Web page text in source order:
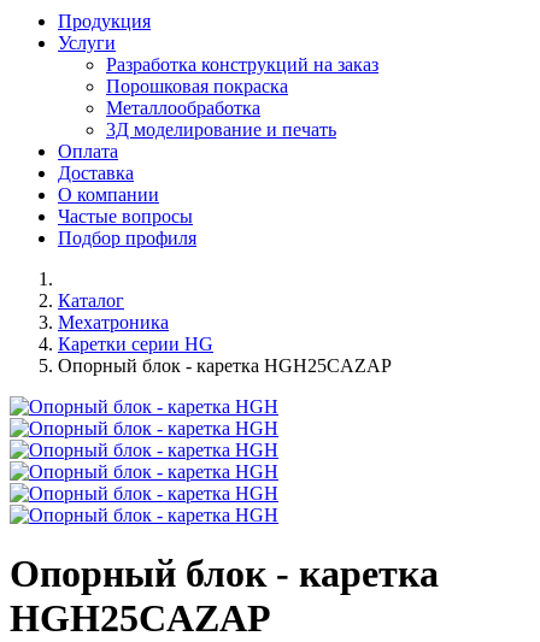
Продукция
Услуги
Разработка конструкций на заказ
Порошковая покраска
Металлообработка
3Д моделирование и печать
Оплата
Доставка
О компании
Частые вопросы
Подбор профиля
Каталог
Мехатроника
Каретки серии HG
Опорный блок - каретка HGH25CAZAP
Опорный блок - каретка
HGH25CAZAP